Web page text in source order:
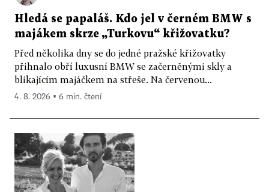
Hledá se papaláš. Kdo jel v černém BMW s
majákem skrze „Turkovu“ křižovatku?
Před několika dny se do jedné pražské křižovatky
přihnalo obří luxusní BMW se začerněnými skly a
blikajícím majáčkem na střeše. Na červenou...
4. 8. 2026 ▪ 6 min. čtení